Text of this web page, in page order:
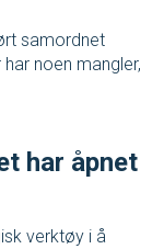
samordnet
noen mangler,
har åpnet
verktøy i å